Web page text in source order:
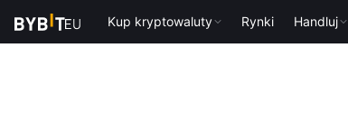
Kup kryptowaluty Rynki Handluj